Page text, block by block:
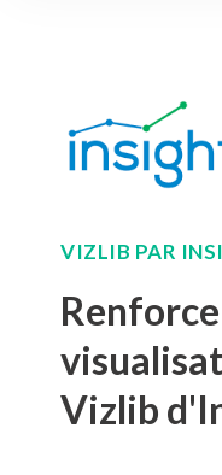
VIZLIB PAR
Vizlib